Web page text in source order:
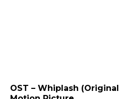
OST – Whiplash (Original